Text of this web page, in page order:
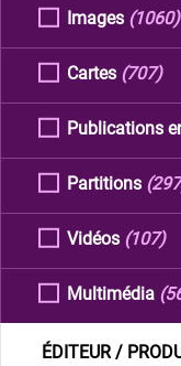
Images (1060)
Cartes (707)
Publications
Partitions
Vidéos (107)
Multimédia
ÉDITEUR /